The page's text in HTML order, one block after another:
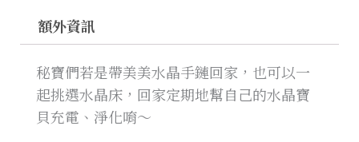
額外資訊
秘寶們若是帶美美水晶手鏈回家，也可以一
起挑選水晶床，回家定期地幫自己的水晶寶
貝充電、淨化唷～